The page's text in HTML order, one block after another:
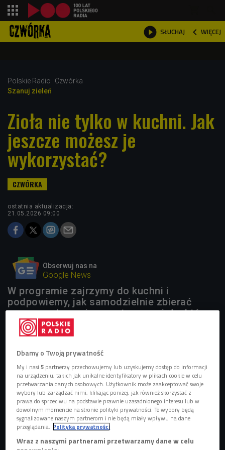
 SŁUCHAJ  WIĘCEJ

Polskie Radio
Czwórka
Szanuj zieleń
Zioła nie tylko w kuchni. Jak
jeszcze możesz je
wykorzystać?
ostatnia aktualizacja:
21.05.2026 09:00
Obserwuj nas na
Google News
W programie zajrzymy do kuchni i
podpowiemy, jak samodzielnie zbierać
pyszne, zdrowe i aromatyczne zioła, które
możemy potem dodać do potraw.
Dbamy o Twoją prywatność
My i nasi5 partnerzy przechowujemy lub uzyskujemy dostęp do informacji
na urządzeniu, takich jak unikalne identyfikatory w plikach cookie w celu
przetwarzania danych osobowych. Użytkownik może zaakceptować swoje
wybory lub zarządzać nimi, klikając poniżej, jak również skorzystać z
prawa do sprzeciwu na podstawie prawnie uzasadnionego interesu lub w
dowolnym momencie na stronie polityki prywatności. Te wybory będą
sygnalizowane naszym partnerom i nie będą miały wpływu na dane
przeglądania. Polityka prywatności
Wraz z naszymi partnerami przetwarzamy dane w celu